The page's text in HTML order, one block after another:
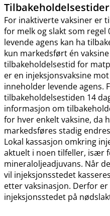
For inaktiverte vaksiner er
for melk og slakt som regel
levende agens kan ha
kun markedsført én
tilbakeholdelsestid for
er en injeksjonsvaksine
inneholder levende agens.
tilbakeholdelsestiden 14
informasjon om
for hver enkelt vaksine, da
markedsføres stadig
Lokal kassasjon omkring
aktuelt i noen tilfeller, især
mineraloljeadjuvans. Når
vil injeksjonsstedet
etter vaksinasjon. Derfor
injeksjonsstedet på